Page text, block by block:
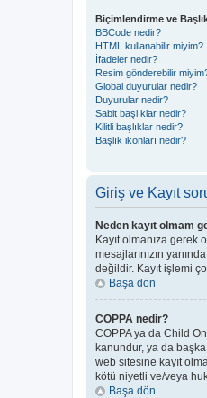
Biçimlendirme ve
BBCode nedir?
HTML kullanabilir miyim?
İfadeler nedir?
Resim gönderebilir
Global duyurular nedir?
Duyurular nedir?
Sabit başlıklar nedir?
Kilitli başlıklar nedir?
Başlık ikonları nedir?
Giriş ve Kayıt
Neden kayıt olmam
Kayıt olmanıza gerek
mesajlarınızın
değildir. Kayıt işlemi
Başa dön
COPPA nedir?
COPPA ya da Child
kanundur, ya da
web sitesine kayıt
kötü niyetli ve/veya
Başa dön